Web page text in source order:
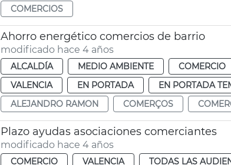
COMERCIOS
Ahorro energético comercios de barrio
modificado hace 4 años
ALCALDÍA MEDIO AMBIENTE COMERCIO
VALENCIA
EN PORTADA EN PORTADA
ALEJANDRO RAMON
COMERÇOS
Plazo ayudas asociaciones comerciantes
modificado hace 4 años
COMERCIO VALENCIA TODAS LAS